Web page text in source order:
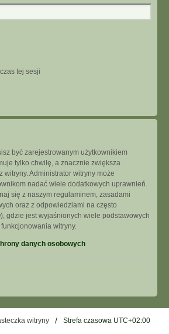
tej sesji
być zarejestrowanym użytkownikiem
tylko chwilę, a znacznie zwiększa
witryny. Administrator witryny może
nadać wiele dodatkowych uprawnień.
się z naszym regulaminem, zasadami
oraz z odpowiedziami na często
gdzie jest wyjaśnionych wiele podstawowych
witryny.
danych osobowych
witryny Strefa czasowa UTC+02:00